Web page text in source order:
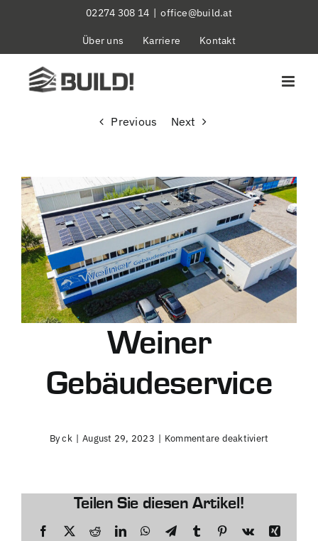
Skip
content
02274 308 14 office@build.at
Über uns Karriere Kontakt
Previous Next
View
Larger
Image
Weiner
Gebäudeservice
Byck | August 29, 2023 | Kommentare deaktiviert
Teilen Sie diesen Artikel!
Facebook
TwitterRedditLinkedInWhatsApp
TelegramTumblr Pinterest
Vk
Xing